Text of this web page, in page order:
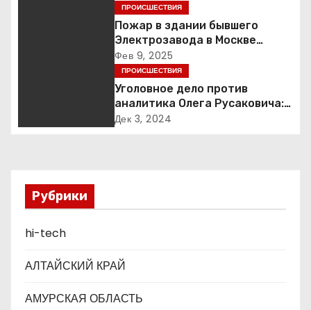
п
ПРОИСШЕСТВИЯ
Пожар в здании бывшего
Электрозавода в Москве
успешно ликвидирован
Фев 9, 2025
ПРОИСШЕСТВИЯ
Уголовное дело против
аналитика Олега Русаковича:
обвинения, вымогательство и
Дек 3, 2024
Рубрики
hi-tech
АЛТАЙСКИЙ КРАЙ
АМУРСКАЯ ОБЛАСТЬ